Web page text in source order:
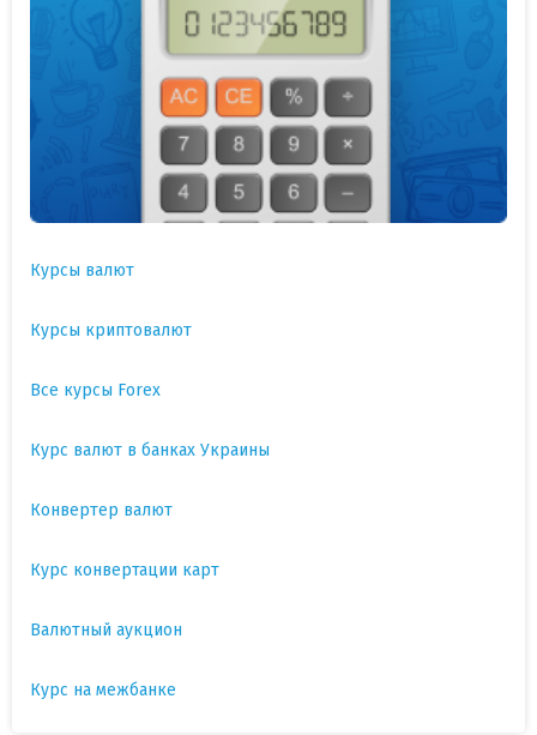
Курсы валют
Курсы криптовалют
Все курсы Forex
Курс валют в банках Украины
Конвертер валют
Курс конвертации карт
Валютный аукцион
Курс на межбанке